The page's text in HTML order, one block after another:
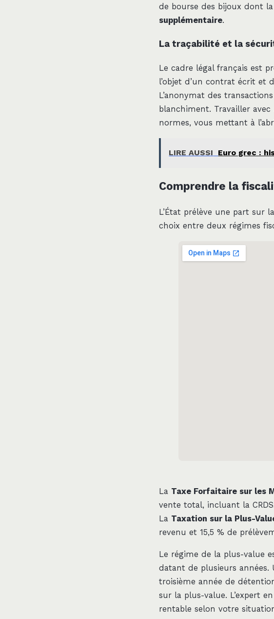
de bourse des bijoux dont
supplémentaire.
La traçabilité et la
Le cadre légal français est
l’objet d’un contrat écrit et
L’anonymat des
blanchiment. Travailler
normes, vous mettant à
LIRE AUSSI Euro grec :
Comprendre la
L’État prélève une part sur
choix entre deux régimes
La Taxe Forfaitaire sur les
vente total, incluant la
La Taxation sur la Plus-
revenu et 15,5 % de
Le régime de la plus-value
datant de plusieurs
troisième année de
sur la plus-value. L’expert
rentable selon votre